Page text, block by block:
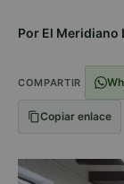
Por El Meridiano
COMPARTIR
Copiar enlace